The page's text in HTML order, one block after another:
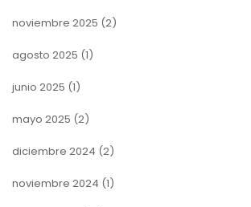
noviembre 2025 (2)
agosto 2025 (1)
junio 2025 (1)
mayo 2025 (2)
diciembre 2024 (2)
noviembre 2024 (1)